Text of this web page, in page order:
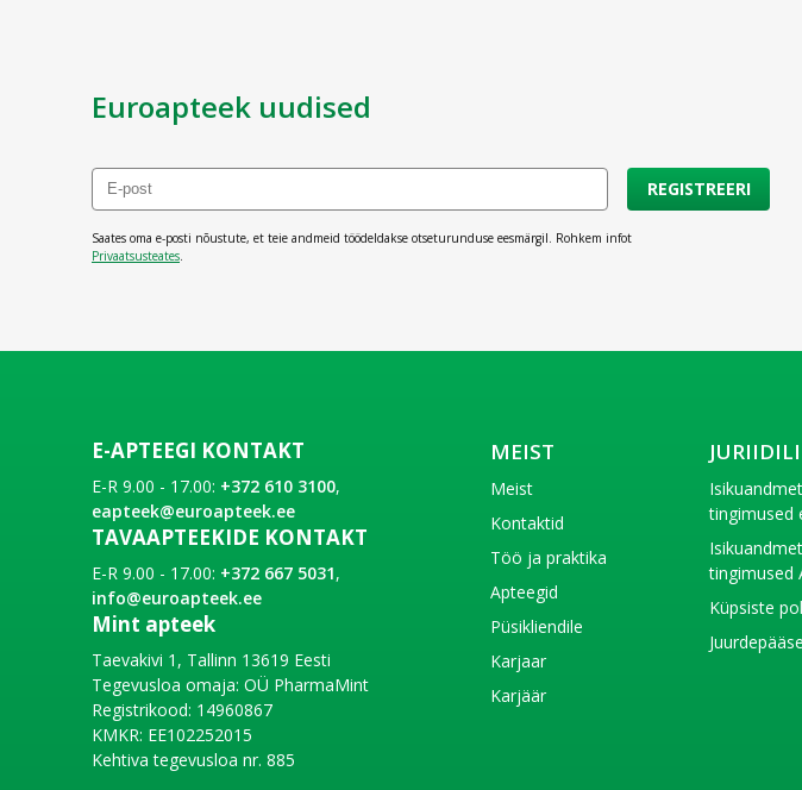
Euroapteek uudised
REGISTREERI
Saates oma e-posti nõustute, et teie andmeid töödeldakse otseturunduse eesmärgil. Rohkem infot
Privaatsusteates
E-APTEEGI KONTAKT
E-R 9.00 - 17.00: +372 610 3100,
eapteek@euroapteek.ee
TAVAAPTEEKIDE KONTAKT
E-R 9.00 - 17.00: +372 667 5031,
info@euroapteek.ee
Mint apteek
Taevakivi 1, Tallinn 13619 Eesti
Tegevusloa omaja: OÜ PharmaMint
Registrikood: 14960867
KMKR: EE102252015
Kehtiva tegevusloa nr. 885
MEIST
Meist
Kontaktid
Töö ja praktika
Apteegid
Püsikliendile
Karjaar
Karjäär
tingimused
tingimused
Küpsiste